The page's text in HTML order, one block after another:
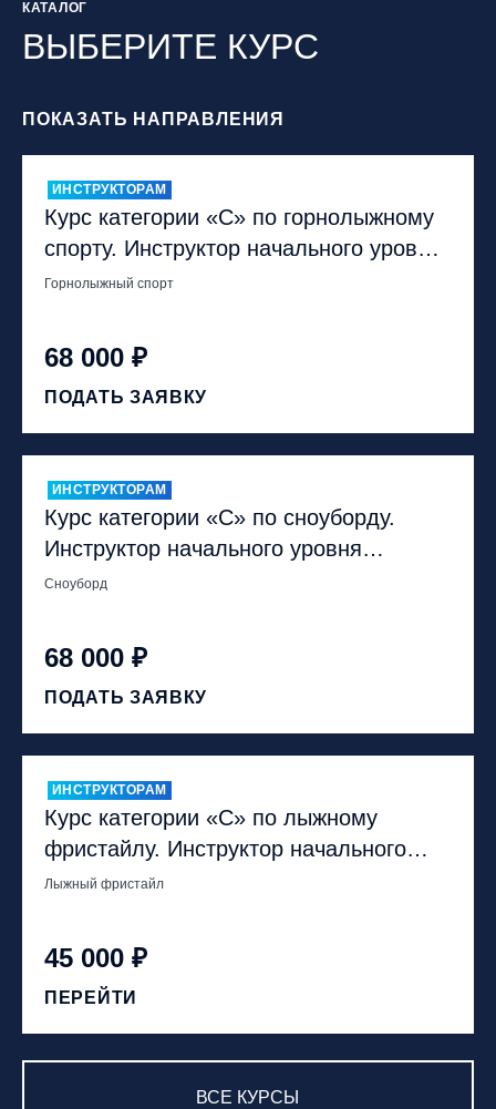
КАТАЛОГ
ВЫБЕРИТЕ КУРС
ПОКАЗАТЬ НАПРАВЛЕНИЯ
ИНСТРУКТОРАМ
Курс категории «С» по горнолыжному
спорту. Инструктор начального уровня
обучения
Горнолыжный спорт
68 000 ₽
ПОДАТЬ ЗАЯВКУ
ИНСТРУКТОРАМ
Курс категории «С» по сноуборду.
Инструктор начального уровня
обучения
Сноуборд
68 000 ₽
ПОДАТЬ ЗАЯВКУ
ИНСТРУКТОРАМ
Курс категории «С» по лыжному
фристайлу. Инструктор начального
уровня обучения
Лыжный фристайл
45 000 ₽
ПЕРЕЙТИ
ВСЕ КУРСЫ